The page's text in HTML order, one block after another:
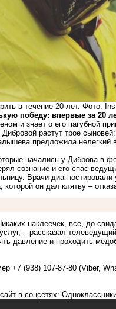
в течение 20 лет. Фото:
победу: впервые за 20
и знает о его пагубной
растут трое
предложила нелегкий
начались у Диброва в
сознание и его спас
Врачи
он дал клятву –
наклеечек, все, до
– рассказал
давление и проходить
+7 (938) 107-87-80 (Viber,
в соцсетях: